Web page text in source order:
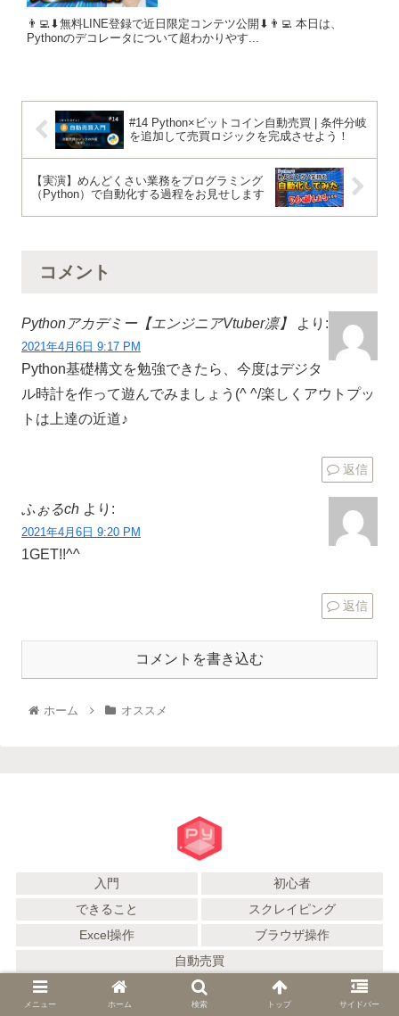
👨‍💻⬇︎無料LINE登録で近日限定コンテツ公開⬇︎👨‍💻 本日は、
Pythonのデコレータについて超わかりやす...
#14 Python×ビットコイン自動売買 | 条件分岐
を追加して売買ロジックを完成させよう！
【実演】めんどくさい業務をプログラミング
（Python）で自動化する過程をお見せします
コメント
Pythonアカデミー【エンジニアVtuber凛】 より:
2021年4月6日 9:17 PM
Python基礎構文を勉強できたら、今度はデジタ
ル時計を作って遊んでみましょう(^ ^/楽しくアウトプッ
トは上達の近道♪
返信
ふぉるch より:
2021年4月6日 9:20 PM
1GET!!^^
返信
コメントを書き込む
ホーム オススメ
入門
初心者
できること
スクレイピング
Excel操作
ブラウザ操作
自動売買
© 2021 Python初心者のモヒカン備忘録.
メニュー ホーム 検索 トップ サイドバー